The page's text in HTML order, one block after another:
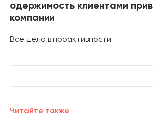
одержимость клиентами
компании
Всё дело в проактивности
Читайте также